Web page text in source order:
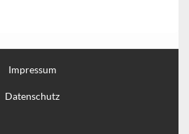
Impressum
Datenschutz